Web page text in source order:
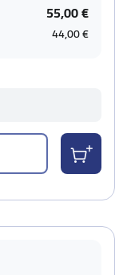
55,00 €
44,00 €